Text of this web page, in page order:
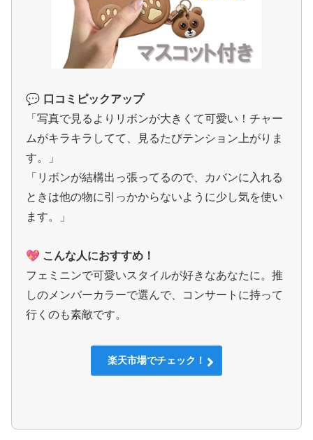
💬 口コミピックアップ
「写真で見るよりリボンが大きくて可愛い！チャー
ムがキラキラしてて、見るたびテンション上がりま
す。」
「リボンが結構出っ張ってるので、カバンに入れる
ときは他の物に引っかからないように少し気を使い
ます。」
💖 こんな人におすすめ！
フェミニンで可愛いスタイルが好きなあなたに。推
しのメンバーカラーで選んで、コンサートに持って
行くのも素敵です。
楽天市場でチェック！